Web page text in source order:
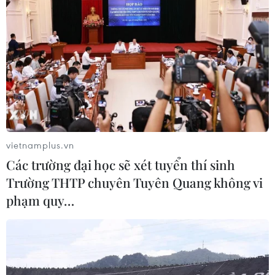
Hơn 300 doanh nghiệp tham gia
Triển lãm quốc tế chuyên ngành y
dược
30/07/2026 05:02
Xem thêm
CƠ QUAN CHỦ QUẢN: THÔNG TẤN XÃ VIỆT NAM
vietnamplus.vn
Các trường đại học sẽ xét tuyển thí sinh
Trường THTP chuyên Tuyên Quang không vi
phạm quy…